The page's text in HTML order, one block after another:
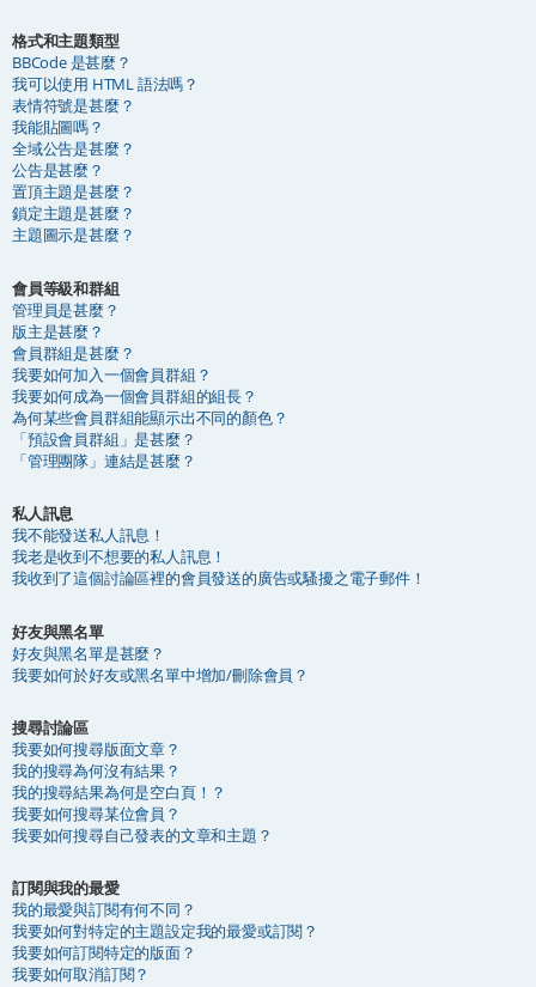
格式和主題類型
BBCode 是甚麼？
我可以使用 HTML 語法嗎？
表情符號是甚麼？
我能貼圖嗎？
全域公告是甚麼？
公告是甚麼？
置頂主題是甚麼？
鎖定主題是甚麼？
主題圖示是甚麼？
會員等級和群組
管理員是甚麼？
版主是甚麼？
會員群組是甚麼？
我要如何加入一個會員群組？
我要如何成為一個會員群組的組長？
為何某些會員群組能顯示出不同的顏色？
「預設會員群組」是甚麼？
「管理團隊」連結是甚麼？
私人訊息
我不能發送私人訊息！
我老是收到不想要的私人訊息！
我收到了這個討論區裡的會員發送的廣告或騷擾之電子郵件！
好友與黑名單
好友與黑名單是甚麼？
我要如何於好友或黑名單中增加/刪除會員？
搜尋討論區
我要如何搜尋版面文章？
我的搜尋為何沒有結果？
我的搜尋結果為何是空白頁！？
我要如何搜尋某位會員？
我要如何搜尋自己發表的文章和主題？
訂閱與我的最愛
我的最愛與訂閱有何不同？
我要如何對特定的主題設定我的最愛或訂閱？
我要如何訂閱特定的版面？
我要如何取消訂閱？